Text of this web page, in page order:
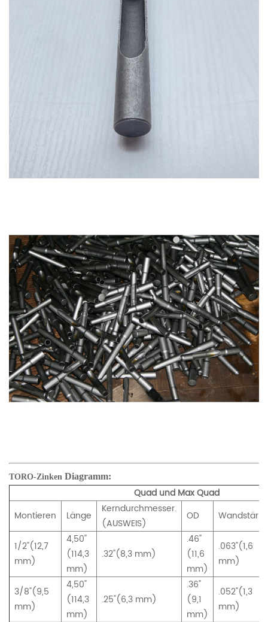
TORO-Zinken Diagramm:
Quad und Max Quad
Montieren
Länge
Kerndurchmesser.
(AUSWEIS)
OD Wandstärke
1/2"(12,7
mm)
4,50"
(114,3
mm)
.32"(8,3 mm)
.46"
(11,6
mm)
.063"(1,6
mm)
3/8"(9,5
mm)
4,50"
(114,3
mm)
.25"(6,3 mm)
.36"
(9,1
mm)
.052"(1,3
mm)